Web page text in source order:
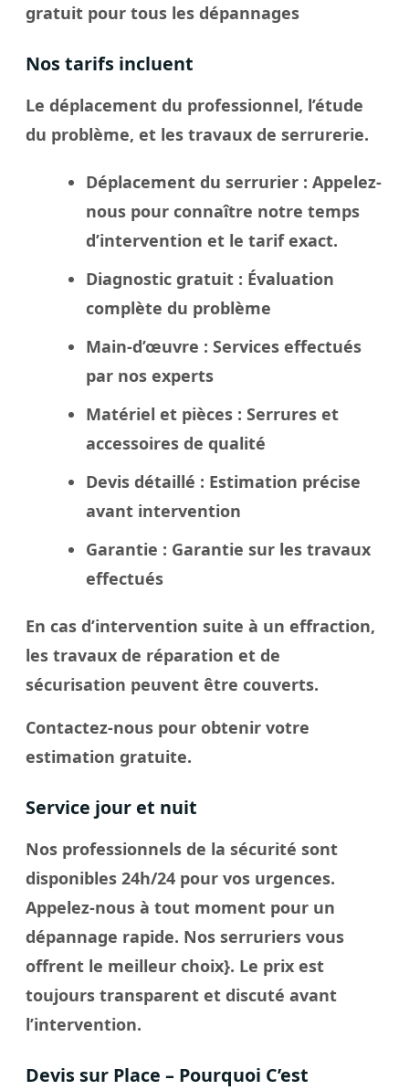
gratuit pour tous les dépannages
Nos tarifs incluent
Le déplacement du professionnel, l’étude
du problème, et les travaux de serrurerie.
Déplacement du serrurier : Appelez-
nous pour connaître notre temps
d’intervention et le tarif exact.
Diagnostic gratuit : Évaluation
complète du problème
Main-d’œuvre : Services effectués
par nos experts
Matériel et pièces : Serrures et
accessoires de qualité
Devis détaillé : Estimation précise
avant intervention
Garantie : Garantie sur les travaux
effectués
En cas d’intervention suite à un effraction,
les travaux de réparation et de
sécurisation peuvent être couverts.
Contactez-nous pour obtenir votre
estimation gratuite.
Service jour et nuit
Nos professionnels de la sécurité sont
disponibles 24h/24 pour vos urgences.
Appelez-nous à tout moment pour un
dépannage rapide. Nos serruriers vous
offrent le meilleur choix}. Le prix est
toujours transparent et discuté avant
l’intervention.
Devis sur Place – Pourquoi C’est